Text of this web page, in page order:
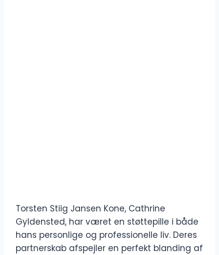
Torsten Stiig Jansen Kone, Cathrine
Gyldensted, har været en støttepille i både
hans personlige og professionelle liv. Deres
partnerskab afspejler en perfekt blanding af